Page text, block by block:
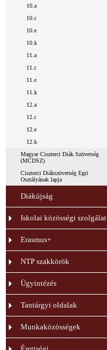
10.a
10.c
10.e
10.k
11.a
11.c
11.e
11.k
12.a
12.c
12.e
12.k
Magyar Ciszterci Diák Szövetség
(MCDSZ)
Ciszterci Diákszövetség Egri
Osztályának lapja
Diákújság
Iskolai közösségi szolgálat
Erasmus+
NTP szakkörök
Ügyintézés
Tantárgyi oldalak
Munkaközösségek